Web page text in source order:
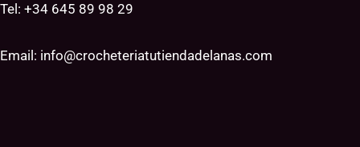
Tel: +34 645 89 98 29
Email: info@crocheteriatutiendadelanas.com